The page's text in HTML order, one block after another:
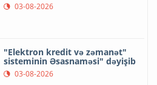
03-08-2026
"Elektron kredit və zəmanət"
sisteminin Əsasnaməsi" dəyişib
03-08-2026